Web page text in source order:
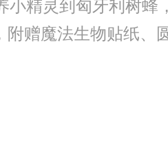
赠魔法生物贴纸、